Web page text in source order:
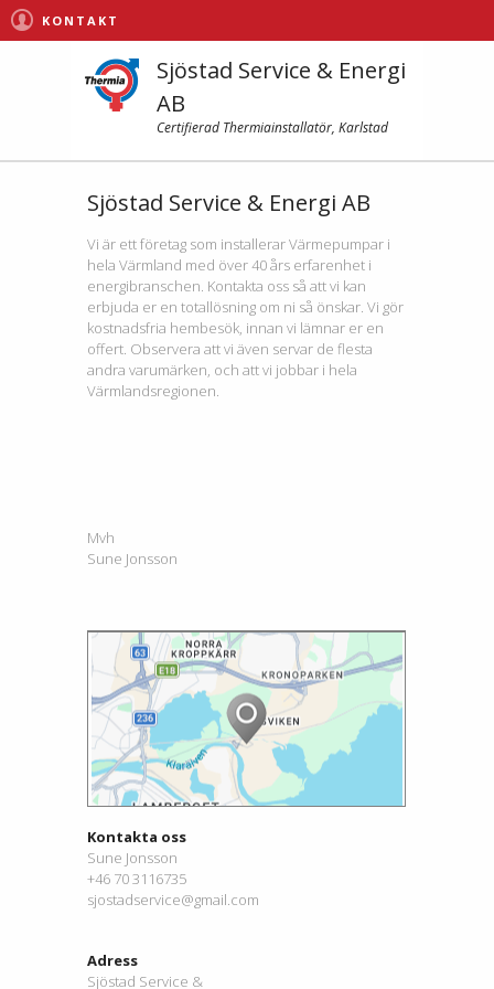
KONTAKT
Sjöstad Service & Energi
AB
Certifierad Thermiainstallatör, Karlstad
Sjöstad Service & Energi AB
Vi är ett företag som installerar Värmepumpar i
hela Värmland med över 40 års erfarenhet i
energibranschen. Kontakta oss så att vi kan
erbjuda er en totallösning om ni så önskar. Vi gör
kostnadsfria hembesök, innan vi lämnar er en
offert. Observera att vi även servar de flesta
andra varumärken, och att vi jobbar i hela
Värmlandsregionen.
Mvh
Sune Jonsson
Kontakta oss
Sune Jonsson
+46 70 3116735
sjostadservice@gmail.com
Adress
Sjöstad Service &